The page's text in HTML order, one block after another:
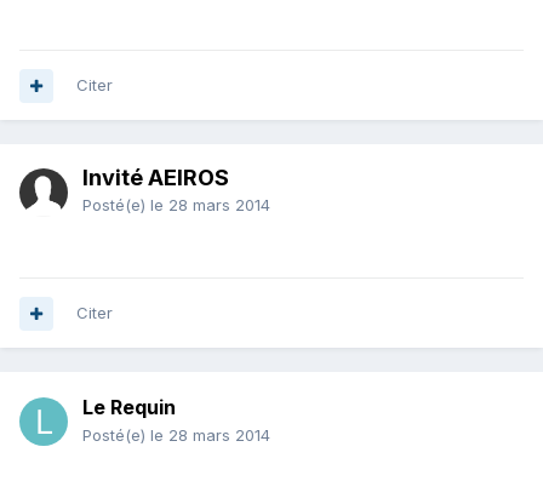
Citer
Invité AEIROS
Posté(e) le 28 mars 2014
Citer
Le Requin
Posté(e) le 28 mars 2014